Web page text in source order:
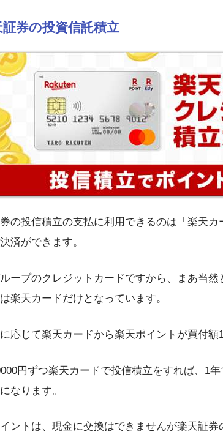
証券の投資信託積立
の投信積立の支払に利用できるのは「楽天カ
済ができます。
ープのクレジットカードですから、まあ当
楽天カードだけとなっています。
応じて楽天カードから楽天ポイントが買付額
円ずつ楽天カードで投信積立をすれば、1
なります。
ントは、現金に交換はできませんが楽天証